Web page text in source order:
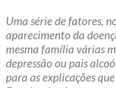
Uma série de fatores,
aparecimento da
mesma família várias
depressão ou pais
para as explicações